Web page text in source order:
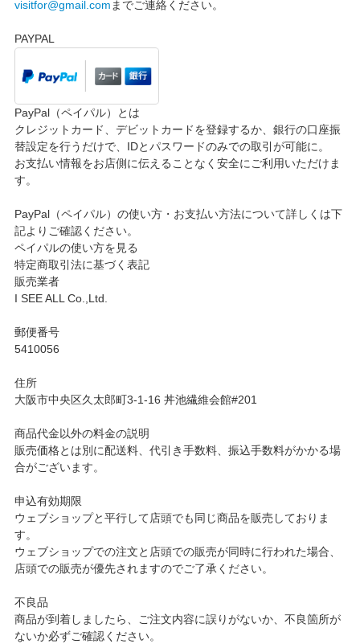
visitfor@gmail.com までご連絡ください。
PAYPAL
PayPal（ペイパル）とは
クレジットカード、デビットカードを登録するか、銀行の口座振
替設定を行うだけで、IDとパスワードのみでの取引が可能に。
お支払い情報をお店側に伝えることなく安全にご利用いただけま
す。
PayPal（ペイパル）の使い方・お支払い方法について詳しくは下
記よりご確認ください。
ペイパルの使い方を見る
特定商取引法に基づく表記
販売業者
I SEE ALL Co.,Ltd.
郵便番号
5410056
住所
大阪市中央区久太郎町3-1-16 丼池繊維会館#201
商品代金以外の料金の説明
販売価格とは別に配送料、代引き手数料、振込手数料がかかる場
合がございます。
申込有効期限
ウェブショップと平行して店頭でも同じ商品を販売しておりま
す。
ウェブショップでの注文と店頭での販売が同時に行われた場合、
店頭での販売が優先されますのでご了承ください。
不良品
商品が到着しましたら、ご注文内容に誤りがないか、不良箇所が
ないか必ずご確認ください。